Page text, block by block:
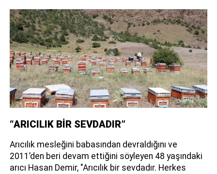
“ARICILIK BİR SEVDADIR”
Arıcılık mesleğini babasından devraldığını ve
2011’den beri devam ettiğini söyleyen 48 yaşındaki
arıcı Hasan Demir, "Arıcılık bir sevdadır. Herkes